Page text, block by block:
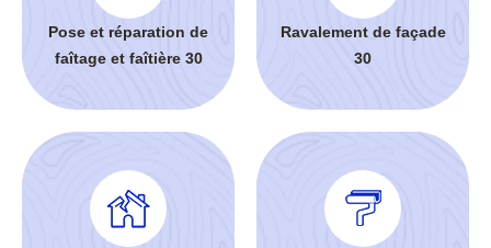
Pose et réparation de
faîtage et faîtière 30
Ravalement de façade
30